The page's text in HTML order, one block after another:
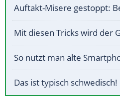
Auftakt-Misere gestoppt:
Mit diesen Tricks wird der
So nutzt man alte
Das ist typisch schwedisch!